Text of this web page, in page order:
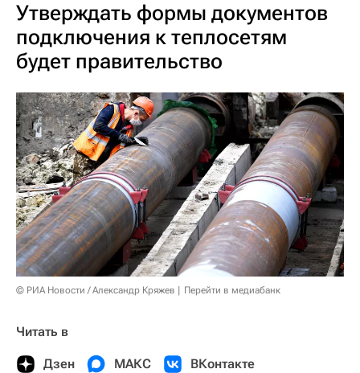
Утверждать формы документов
подключения к теплосетям
будет правительство
© РИА Новости / Александр Кряжев Перейти в медиабанк
Читать в
Дзен МАКС ВКонтакте